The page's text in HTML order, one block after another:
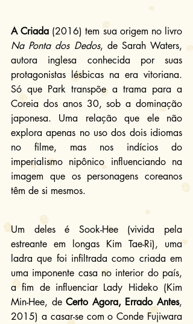
A Criada
Na Ponta dos Dedos, de Sarah Waters,
autora inglesa conhecida por suas
protagonistas lésbicas na era vitoriana.
Só que Park transpõe a trama para a
Coreia dos anos 30, sob a dominação
japonesa. Uma relação que ele não
explora apenas no uso dos dois idiomas
no filme, mas nos indícios do
imperialismo nipônico influenciando na
imagem que os personagens coreanos
têm de si mesmos.
Um deles é Sook-Hee (vivida pela
estreante em longas Kim Tae-Ri), uma
ladra que foi infiltrada como criada em
uma imponente casa no interior do país,
a fim de influenciar Lady Hideko (Kim
Min-Hee, de Certo Agora, Errado Antes,
2015) a casar-se com o Conde Fujiwara